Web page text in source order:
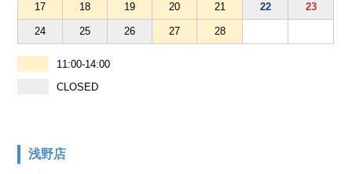
17 18 19 20 21 22 23
24 25 26 27 28
11:00-14:00
CLOSED
浅野店